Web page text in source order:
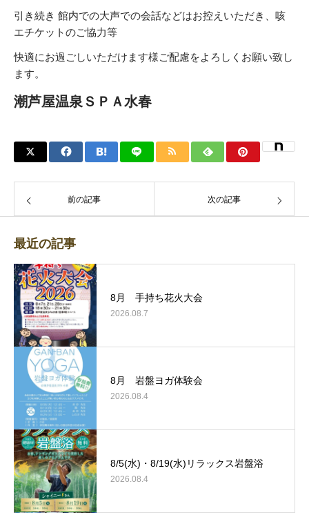
引き続き 館内での大声での会話などはお控えいただき、咳
エチケットのご協力等
快適にお過ごしいただけます様ご配慮をよろしくお願い致し
ます。
潮芦屋温泉ＳＰＡ水春
前の記事 次の記事
最近の記事
8月 手持ち花火大会
2026.08.7
8月 岩盤ヨガ体験会
2026.08.4
8/5(水)・8/19(水)リラックス岩盤浴
2026.08.4